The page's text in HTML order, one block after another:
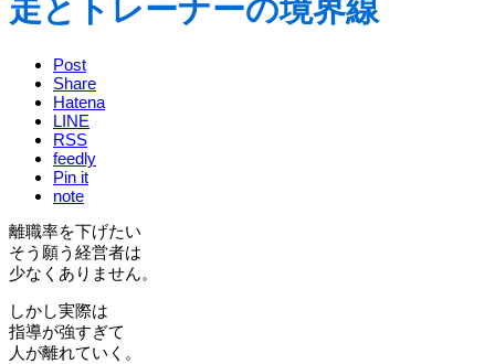
走とトレーナーの境界線
Post
Share
Hatena
LINE
RSS
feedly
Pin it
note
離職率を下げたい
そう願う経営者は
少なくありません。
しかし実際は
指導が強すぎて
人が離れていく。